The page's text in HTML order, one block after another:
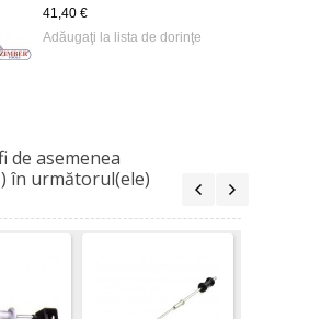
41,40 €
Adăugaţi la lista de dorinţe
de asemenea
în următorul(ele)